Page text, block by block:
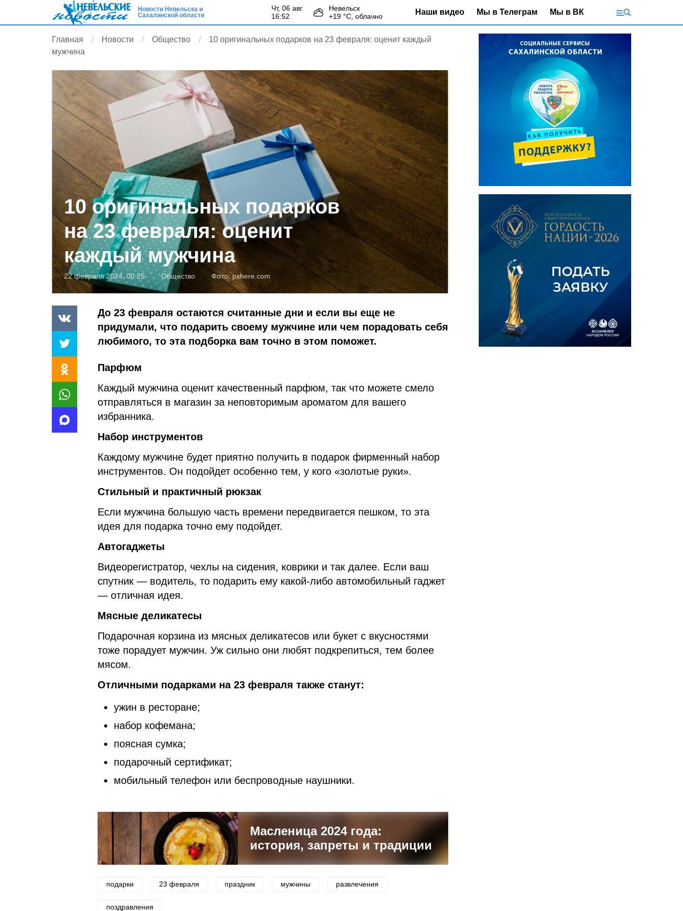
Новости Невельска и
Сахалинской области
чт, 06 авг.
16:52
Невельск
+19 °С, облачно Наши видео Мы в Телеграм Мы в ВК
Главная Новости Общество
10 оригинальных подарков на 23 февраля: оценит каждый
мужчина
10 оригинальных подарков
на 23 февраля: оценит
каждый мужчина
22 февраля 2024, 00:25 Общество Фото:pxhere.com
До 23 февраля остаются считанные дни и если вы еще не
придумали, что подарить своему мужчине или чем порадовать себя
любимого, то эта подборка вам точно в этом поможет.
Парфюм
Каждый мужчина оценит качественный парфюм, так что можете смело
отправляться в магазин за неповторимым ароматом для вашего
избранника.
Набор инструментов
Каждому мужчине будет приятно получить в подарок фирменный набор
инструментов. Он подойдет особенно тем, у кого «золотые руки».
Стильный и практичный рюкзак
Если мужчина большую часть времени передвигается пешком, то эта
идея для подарка точно ему подойдет.
Автогаджеты
Видеорегистратор, чехлы на сидения, коврики и так далее. Если ваш
спутник — водитель, то подарить ему какой-либо автомобильный гаджет
— отличная идея.
Мясные деликатесы
Подарочная корзина из мясных деликатесов или букет с вкусностями
тоже порадует мужчин. Уж сильно они любят подкрепиться, тем более
мясом.
Отличными подарками на 23 февраля также станут:
ужин в ресторане;
набор кофемана;
поясная сумка;
подарочный сертификат;
мобильный телефон или беспроводные наушники.
Масленица 2024 года:
история, запреты и традиции
подарки 23 февраля праздник мужчины развлечения
поздравления